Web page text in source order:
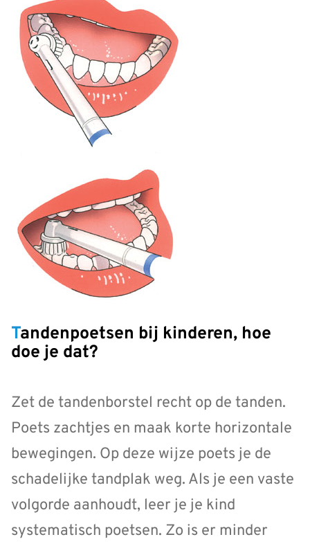
Tandenpoetsen bij kinderen, hoe
doe je dat?
Zet de tandenborstel recht op de tanden.
Poets zachtjes en maak korte horizontale
bewegingen. Op deze wijze poets je de
schadelijke tandplak weg. Als je een vaste
volgorde aanhoudt, leer je je kind
systematisch poetsen. Zo is er minder